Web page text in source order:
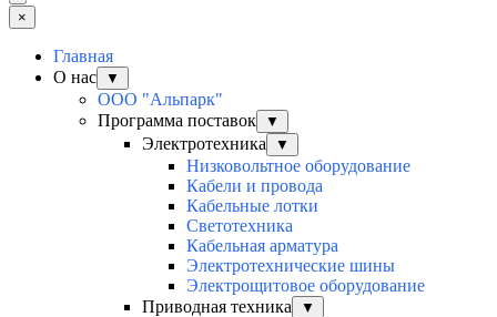
×
Главная
О нас
▼
ООО "Альпарк"
Программа поставок
▼
Электротехника ▼
Низковольтное оборудование
Кабели и провода
Кабельные лотки
Светотехника
Кабельная арматура
Электротехнические шины
Электрощитовое оборудование
Приводная техника
▼